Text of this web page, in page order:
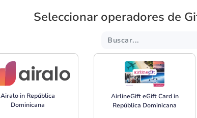
Seleccionar operadores de
Airalo in República
Dominicana
AirlineGift eGift Card in
República Dominicana